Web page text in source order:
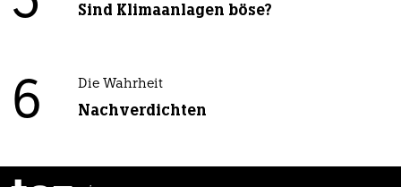
Sind Klimaanlagen böse?
6 Die Wahrheit
Nachverdichten